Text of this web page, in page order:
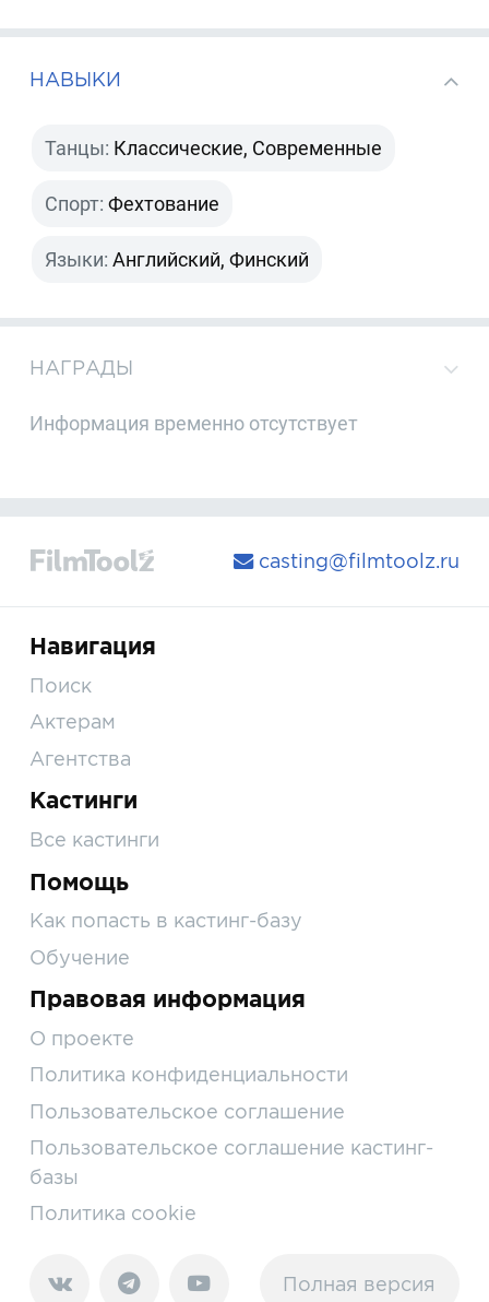
НАВЫКИ
Танцы: Классические, Современные
Спорт: Фехтование
Языки: Английский, Финский
НАГРАДЫ
Информация временно отсутствует
casting@filmtoolz.ru
Навигация
Поиск
Актерам
Агентства
Кастинги
Все кастинги
Помощь
Как попасть в кастинг-базу
Обучение
Правовая информация
О проекте
Политика конфиденциальности
Пользовательское соглашение
Пользовательское соглашение кастинг-
базы
Политика cookie
Полная версия